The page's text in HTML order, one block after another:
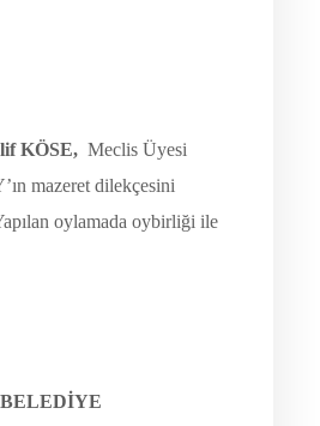
KÖSE, Meclis Üyesi
mazeret dilekçesini
oylamada oybirliği ile